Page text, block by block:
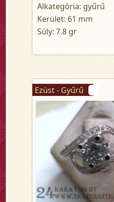
Alkategória: gyűrű
Kerület: 61 mm
Súly: 7.8 gr
Ezüst - Gyűrű